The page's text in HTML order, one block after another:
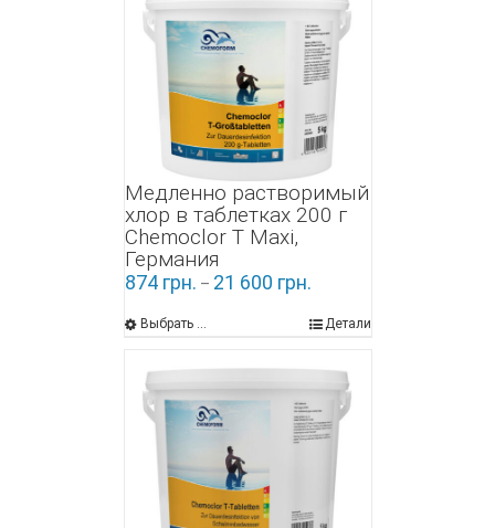
Медленно растворимый
хлор в таблетках 200 г
Chemoclor Т Maxi,
Германия
874 грн. – 21 600 грн.
Выбрать ... Детали